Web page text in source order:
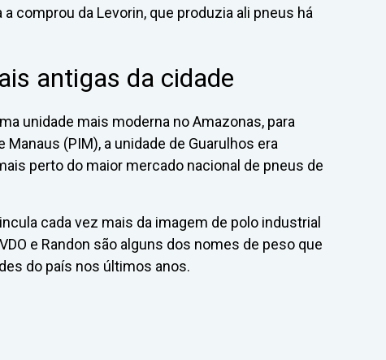
comprou da Levorin, que produzia ali pneus há
antigas da cidade
unidade mais moderna no Amazonas, para
(PIM), a unidade de Guarulhos era
perto do maior mercado nacional de pneus de
cada vez mais da imagem de polo industrial
e Randon são alguns dos nomes de peso que
do país nos últimos anos.